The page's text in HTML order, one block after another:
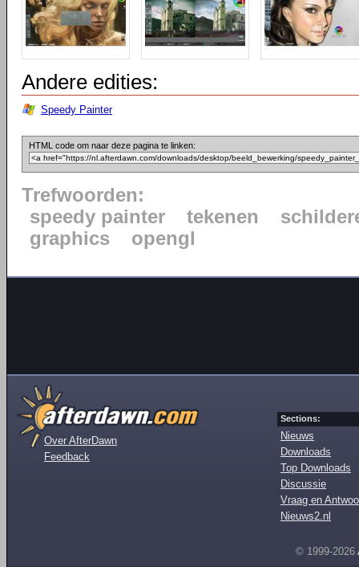
Andere edities:
Speedy Painter
HTML code om naar deze pagina te linken:
Trefwoorden:
speedy painter
tekenen
graphics
opengl
Over AfterDawn
Feedback
Sections:
Nieuws
Downloads
Top Downloads
Discussie
Vraag en
Nieuws2.nl
© 1999-2026